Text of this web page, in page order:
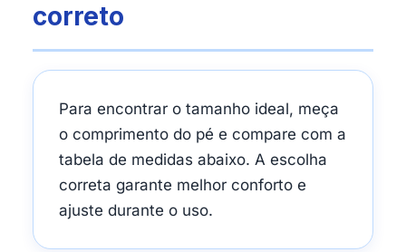
correto
Para encontrar o tamanho ideal, meça
o comprimento do pé e compare com a
tabela de medidas abaixo. A escolha
correta garante melhor conforto e
ajuste durante o uso.